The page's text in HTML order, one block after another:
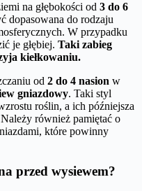
na głębokości od 3 do 6
dopasowana do rodzaju
W przypadku
je głębiej. Taki zabieg
kiełkowaniu.
od 2 do 4 nasion w
gniazdowy. Taki styl
roślin, a ich późniejsza
również pamiętać o
które powinny
przed wysiewem?